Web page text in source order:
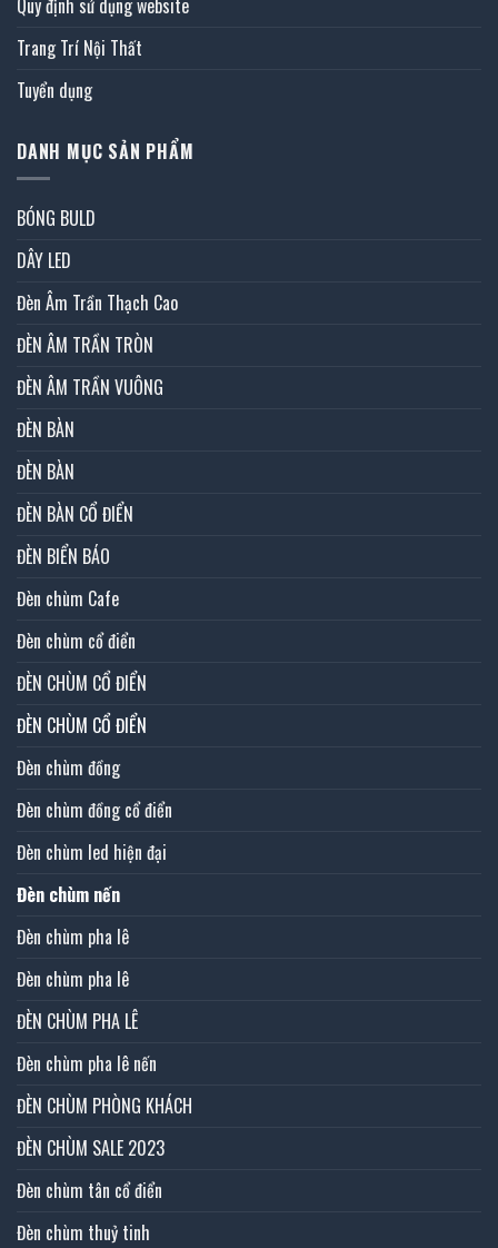
Quy định sử dụng website
Trang Trí Nội Thất
Tuyển dụng
DANH MỤC SẢN PHẨM
BÓNG BULD
DÂY LED
Đèn Âm Trần Thạch Cao
ĐÈN ÂM TRẦN TRÒN
ĐÈN ÂM TRẦN VUÔNG
ĐÈN BÀN
ĐÈN BÀN
ĐÈN BÀN CỔ ĐIỂN
ĐÈN BIỂN BÁO
Đèn chùm Cafe
Đèn chùm cổ điển
ĐÈN CHÙM CỔ ĐIỂN
ĐÈN CHÙM CỔ ĐIỂN
Đèn chùm đồng
Đèn chùm đồng cổ điển
Đèn chùm led hiện đại
Đèn chùm nến
Đèn chùm pha lê
Đèn chùm pha lê
ĐÈN CHÙM PHA LÊ
Đèn chùm pha lê nến
ĐÈN CHÙM PHÒNG KHÁCH
ĐÈN CHÙM SALE 2023
Đèn chùm tân cổ điển
Đèn chùm thuỷ tinh